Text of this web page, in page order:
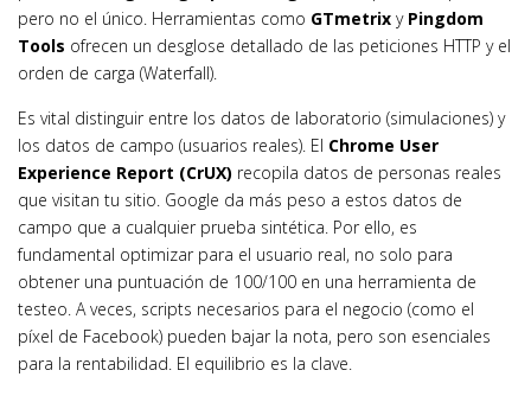
pero no el único. Herramientas como GTmetrix y Pingdom
Tools ofrecen un desglose detallado de las peticiones HTTP y el
orden de carga (Waterfall).
Es vital distinguir entre los datos de laboratorio (simulaciones) y
los datos de campo (usuarios reales). El Chrome User
Experience Report (CrUX) recopila datos de personas reales
que visitan tu sitio. Google da más peso a estos datos de
campo que a cualquier prueba sintética. Por ello, es
fundamental optimizar para el usuario real, no solo para
obtener una puntuación de 100/100 en una herramienta de
testeo. A veces, scripts necesarios para el negocio (como el
píxel de Facebook) pueden bajar la nota, pero son esenciales
para la rentabilidad. El equilibrio es la clave.